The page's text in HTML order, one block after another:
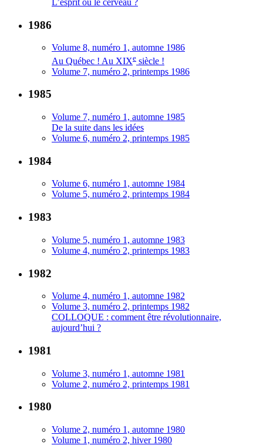
1986
Volume 8, numéro 1, automne 1986
Au Québec ! Au XIXe siècle !
Volume 7, numéro 2, printemps 1986
1985
Volume 7, numéro 1, automne 1985
De la suite dans les idées
Volume 6, numéro 2, printemps 1985
1984
Volume 6, numéro 1, automne 1984
Volume 5, numéro 2, printemps 1984
1983
Volume 5, numéro 1, automne 1983
Volume 4, numéro 2, printemps 1983
1982
Volume 4, numéro 1, automne 1982
Volume 3, numéro 2, printemps 1982
COLLOQUE : comment être révolutionnaire,
aujourd’hui ?
1981
Volume 3, numéro 1, automne 1981
Volume 2, numéro 2, printemps 1981
1980
Volume 2, numéro 1, automne 1980
Volume 1, numéro 2, hiver 1980